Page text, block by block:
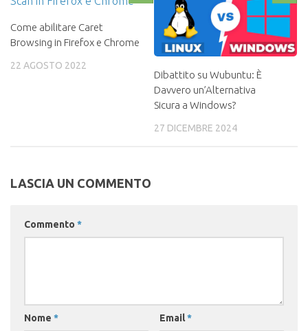
Come abilitare Caret
Browsing in Firefox e Chrome
22 AGOSTO 2022
Dibattito su Wubuntu: È
Davvero un’Alternativa
Sicura a Windows?
27 DICEMBRE 2024
LASCIA UN COMMENTO
Commento *
Nome * Email*